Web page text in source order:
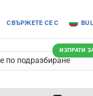
СВЪРЖЕТЕ СЕ С
ИЗПРАТИ